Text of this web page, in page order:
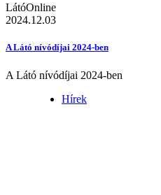
LátóOnline
2024.12.03
A Látó nívódíjai 2024-ben
A Látó nívódíjai 2024-ben
Hírek